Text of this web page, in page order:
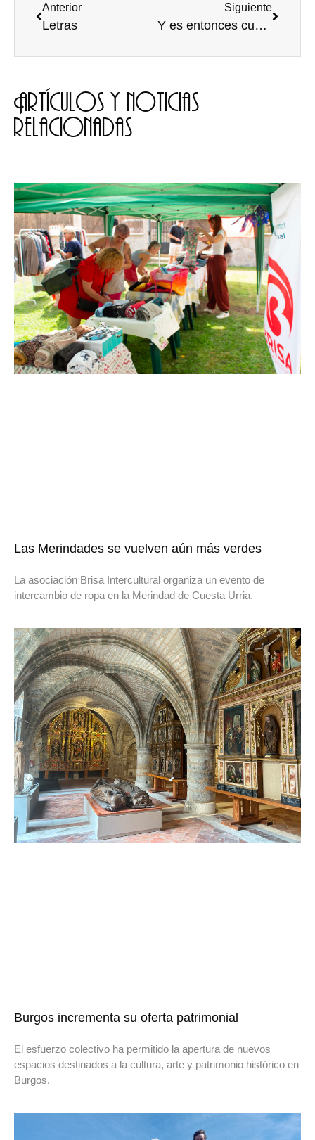
Anterior
Letras
Siguiente
Y es entonces cuando uno crece
Artículos y noticias
relacionadas
Las Merindades se vuelven aún más verdes
La asociación Brisa Intercultural organiza un evento de
intercambio de ropa en la Merindad de Cuesta Urria.
Burgos incrementa su oferta patrimonial
El esfuerzo colectivo ha permitido la apertura de nuevos
espacios destinados a la cultura, arte y patrimonio histórico en
Burgos.